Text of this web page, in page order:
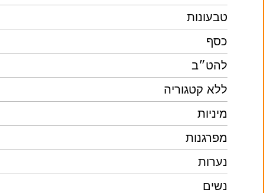
טבעונות
כסף
להט״ב
ללא קטגוריה
מיניות
מפרגנות
נערות
נשים